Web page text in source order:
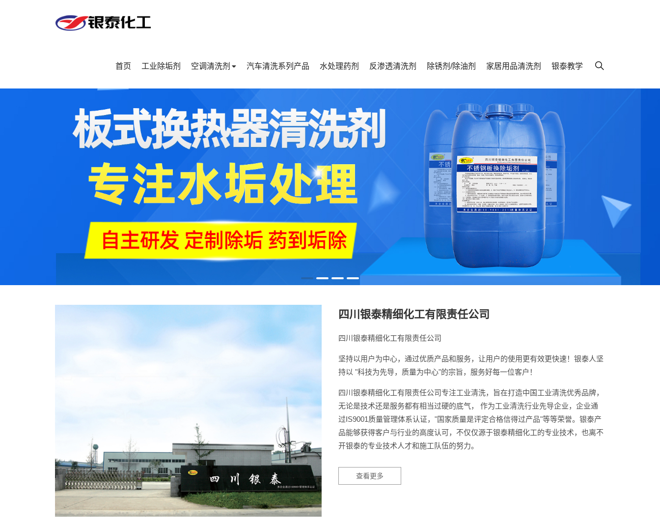
首页 工业除垢剂 空调清洗剂 汽车清洗系列产品 水处理药剂 反渗透清洗剂 除锈剂/除油剂 家居用品清洗剂 银泰教学
四川银泰精细化工有限责任公司
四川银泰精细化工有限责任公司
坚持以用户为中心，通过优质产品和服务，让用户的使用更有效更快速！银泰人坚
持以 "科技为先导，质量为中心"的宗旨，服务好每一位客户！
四川银泰精细化工有限责任公司专注工业清洗，旨在打造中国工业清洗优秀品牌，
无论是技术还是服务都有相当过硬的底气， 作为工业清洗行业先导企业，企业通
过IS9001质量管理体系认证，"国家质量是评定合格信得过产品"等等荣誉。银泰产
品能够获得客户与行业的高度认可，不仅仅源于银泰精细化工的专业技术，也离不
开银泰的专业技术人才和施工队伍的努力。
查看更多